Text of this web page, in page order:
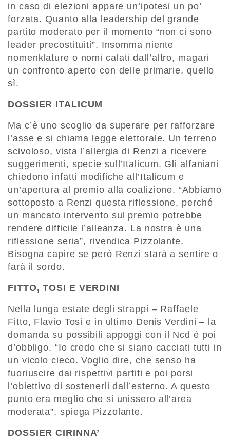
in caso di elezioni appare un’ipotesi un po’
forzata. Quanto alla leadership del grande
partito moderato per il momento “non ci sono
leader precostituiti”. Insomma niente
nomenklature o nomi calati dall’altro, magari
un confronto aperto con delle primarie, quello
sì.
DOSSIER ITALICUM
Ma c’è uno scoglio da superare per rafforzare
l’asse e si chiama legge elettorale. Un terreno
scivoloso, vista l’allergia di Renzi a ricevere
suggerimenti, specie sull’Italicum. Gli alfaniani
chiedono infatti modifiche all’Italicum e
un’apertura al premio alla coalizione. “Abbiamo
sottoposto a Renzi questa riflessione, perché
un mancato intervento sul premio potrebbe
rendere difficile l’alleanza. La nostra è una
riflessione seria”, rivendica Pizzolante.
Bisogna capire se però Renzi starà a sentire o
farà il sordo.
FITTO, TOSI E VERDINI
Nella lunga estate degli strappi – Raffaele
Fitto, Flavio Tosi e in ultimo Denis Verdini – la
domanda su possibili appoggi con il Ncd è poi
d’obbligo. “Io credo che si siano cacciati tutti in
un vicolo cieco. Voglio dire, che senso ha
fuoriuscire dai rispettivi partiti e poi porsi
l’obiettivo di sostenerli dall’esterno. A questo
punto era meglio che si unissero all’area
moderata”, spiega Pizzolante.
DOSSIER CIRINNA’